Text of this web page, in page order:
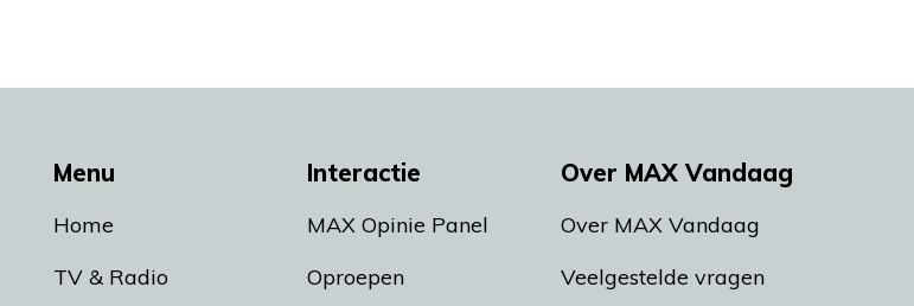
Menu
Home
TV & Radio
Interactie
MAX Opinie Panel
Oproepen
Over MAX Vandaag
Over MAX Vandaag
Veelgestelde vragen